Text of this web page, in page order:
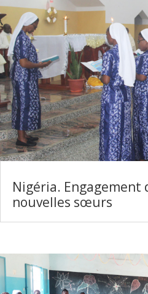
Nigéria. Engagement
nouvelles sœurs